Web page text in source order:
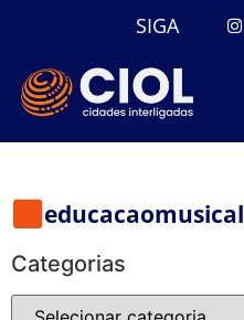
SIGA
educacaomusical
Categorias